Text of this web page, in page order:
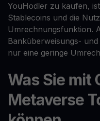
YouHodler zu kaufen,
Stablecoins und die
Umrechnungsfunktion.
Banküberweisungs-
nur eine geringe
Was Sie mit
Metaverse